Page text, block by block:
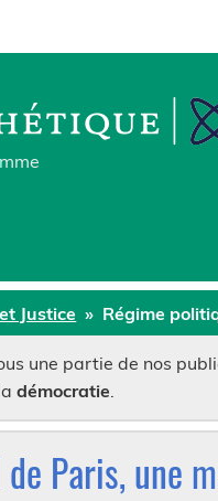
Justice Régime
une partie de nos
démocratie.
Paris, une